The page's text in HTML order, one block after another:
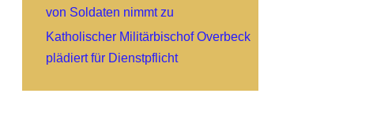
von Soldaten nimmt zu
Katholischer Militärbischof Overbeck
plädiert für Dienstpflicht